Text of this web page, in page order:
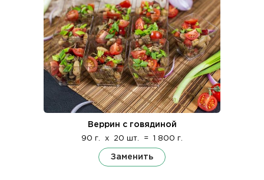
Веррин с говядиной
90 г. x 20 шт. = 1 800 г.
Заменить